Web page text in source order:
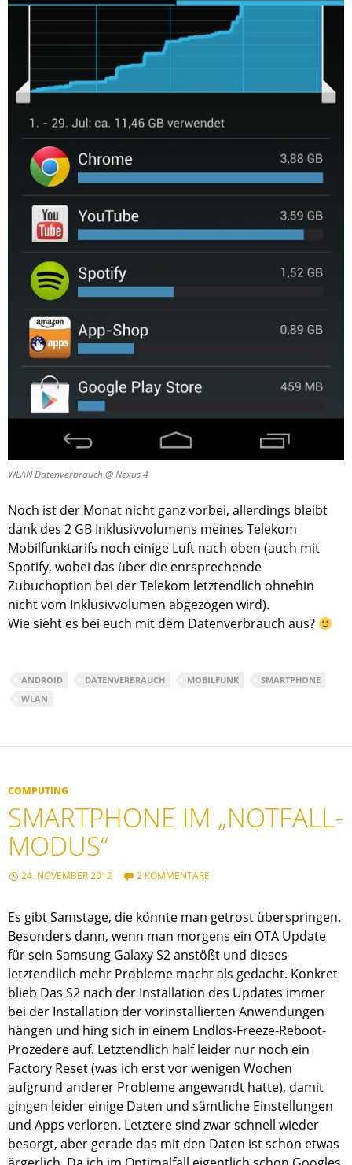
WLAN Datenverbrauch @ Nexus 4
Noch ist der Monat nicht ganz vorbei, allerdings bleibt
dank des 2 GB Inklusivvolumens meines Telekom
Mobilfunktarifs noch einige Luft nach oben (auch mit
Spotify, wobei das über die enrsprechende
Zubuchoption bei der Telekom letztendlich ohnehin
nicht vom Inklusivvolumen abgezogen wird).
Wie sieht es bei euch mit dem Datenverbrauch aus?
ANDROID DATENVERBRAUCH MOBILFUNK
SMARTPHONE
WLAN
COMPUTING
SMARTPHONE IM „NOTFALL-
MODUS“
24. NOVEMBER 2012 2 KOMMENTARE
Es gibt Samstage, die könnte man getrost überspringen.
Besonders dann, wenn man morgens ein OTA Update
für sein Samsung Galaxy S2 anstößt und dieses
letztendlich mehr Probleme macht als gedacht. Konkret
blieb Das S2 nach der Installation des Updates immer
bei der Installation der vorinstallierten Anwendungen
hängen und hing sich in einem Endlos-Freeze-Reboot-
Prozedere auf. Letztendlich half leider nur noch ein
Factory Reset (was ich erst vor wenigen Wochen
aufgrund anderer Probleme angewandt hatte), damit
gingen leider einige Daten und sämtliche Einstellungen
und Apps verloren. Letztere sind zwar schnell wieder
besorgt, aber gerade das mit den Daten ist schon etwas